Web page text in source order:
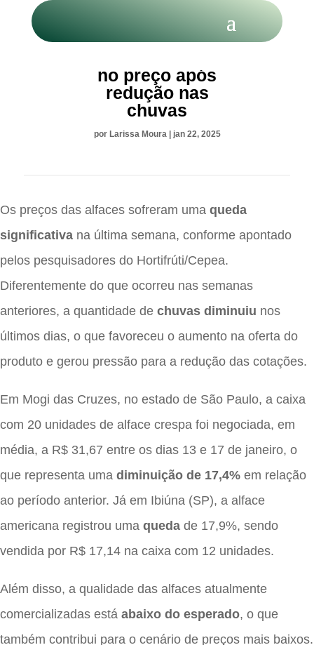
no preço após
redução nas
chuvas
por Larissa Moura| jan 22, 2025
Os preços das alfaces sofreram uma queda
significativa na última semana, conforme apontado
pelos pesquisadores do Hortifrúti/Cepea.
Diferentemente do que ocorreu nas semanas
anteriores, a quantidade de chuvas diminuiu nos
últimos dias, o que favoreceu o aumento na oferta do
produto e gerou pressão para a redução das cotações.
Em Mogi das Cruzes, no estado de São Paulo, a caixa
com 20 unidades de alface crespa foi negociada, em
média, a R$ 31,67 entre os dias 13 e 17 de janeiro, o
que representa uma diminuição de 17,4% em relação
ao período anterior. Já em Ibiúna (SP), a alface
americana registrou uma queda de 17,9%, sendo
vendida por R$ 17,14 na caixa com 12 unidades.
Além disso, a qualidade das alfaces atualmente
comercializadas está abaixo do esperado, o que
também contribui para o cenário de preços mais baixos.